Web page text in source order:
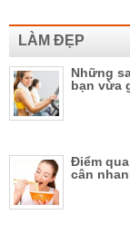
LÀM ĐẸP
Những
bạn vừa
Điểm
cân